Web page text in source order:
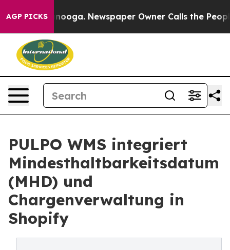
AGP PICKS Newspaper Owner Calls the People
PULPO WMS integriert
Mindesthaltbarkeitsdatum
(MHD) und
Chargenverwaltung in
Shopify